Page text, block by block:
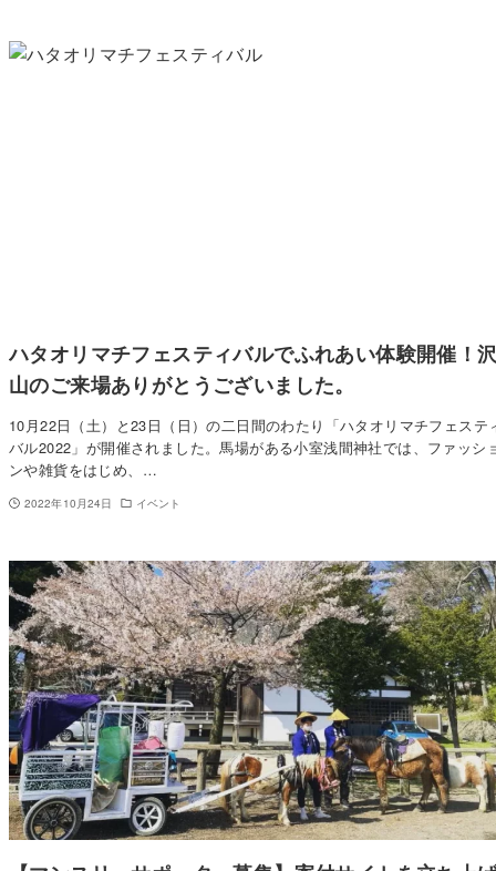
ハタオリマチフェスティバルでふれあい体験開催！
山のご来場ありがとうございました。
10月22日（土）と23日（日）の二日間のわたり「ハタオリマチフェステ
バル2022」が開催されました。馬場がある小室浅間神社では、ファッシ
ンや雑貨をはじめ、…
2022年10月24日 イベント